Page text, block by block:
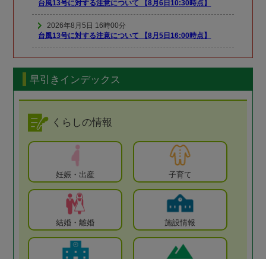
台風13号に対する注意について 【8月6日10:30時点】
2026年8月5日 16時00分
台風13号に対する注意について 【8月5日16:00時点】
早引きインデックス
くらしの情報
妊娠・出産 子育て
結婚・離婚 施設情報